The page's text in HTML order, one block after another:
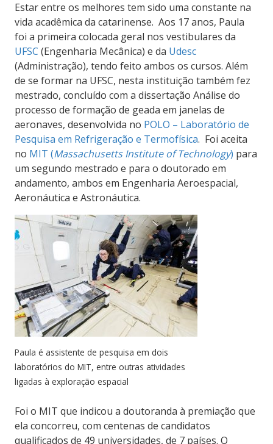
Estar entre os melhores tem sido uma constante na
vida acadêmica da catarinense. Aos 17 anos, Paula
foi a primeira colocada geral nos vestibulares da
UFSC (Engenharia Mecânica) e da Udesc
(Administração), tendo feito ambos os cursos. Além
de se formar na UFSC, nesta instituição também fez
mestrado, concluído com a dissertação Análise do
processo de formação de geada em janelas de
aeronaves, desenvolvida no POLO – Laboratório de
Pesquisa em Refrigeração e Termofísica. Foi aceita
no MIT (Massachusetts Institute of Technology) para
um segundo mestrado e para o doutorado em
andamento, ambos em Engenharia Aeroespacial,
Aeronáutica e Astronáutica.
Paula é assistente de pesquisa em dois
laboratórios do MIT, entre outras atividades
ligadas à exploração espacial
Foi o MIT que indicou a doutoranda à premiação que
ela concorreu, com centenas de candidatos
qualificados de 49 universidades, de 7 países. O